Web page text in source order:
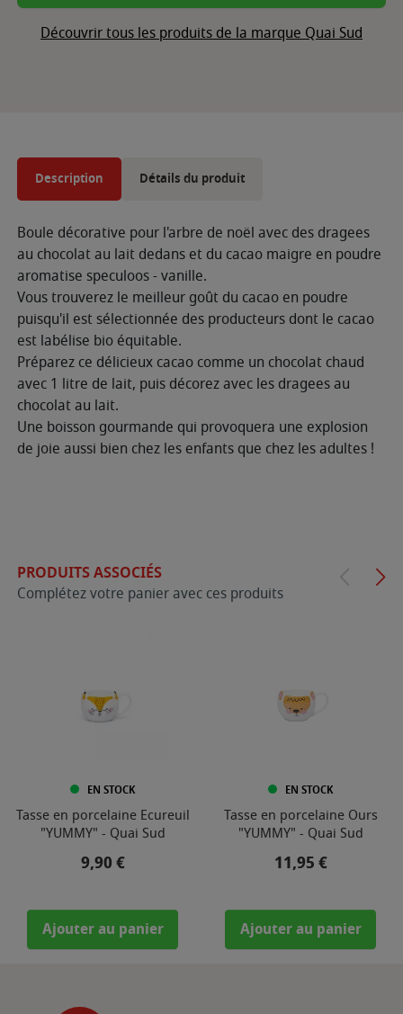
Découvrir tous les produits de la marque Quai Sud
Description Détails du produit
Boule décorative pour l'arbre de noël avec des dragees
au chocolat au lait dedans et du cacao maigre en poudre
aromatise speculoos - vanille.
Vous trouverez le meilleur goût du cacao en poudre
puisqu'il est sélectionnée des producteurs dont le cacao
est labélise bio équitable.
Préparez ce délicieux cacao comme un chocolat chaud
avec 1 litre de lait, puis décorez avec les dragees au
chocolat au lait.
Une boisson gourmande qui provoquera une explosion
de joie aussi bien chez les enfants que chez les adultes !
PRODUITS ASSOCIÉS
Complétez votre panier avec ces produits
EN STOCK
Tasse en porcelaine Ecureuil
"YUMMY" - Quai Sud
Prix
9,90 €
Ajouter au panier
EN STOCK
Tasse en porcelaine Ours
"YUMMY" - Quai Sud
Prix
11,95 €
Ajouter au panier